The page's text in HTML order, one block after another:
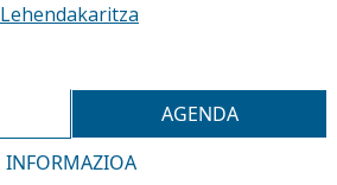
Lehendakaritza
AGENDA
INFORMAZIOA